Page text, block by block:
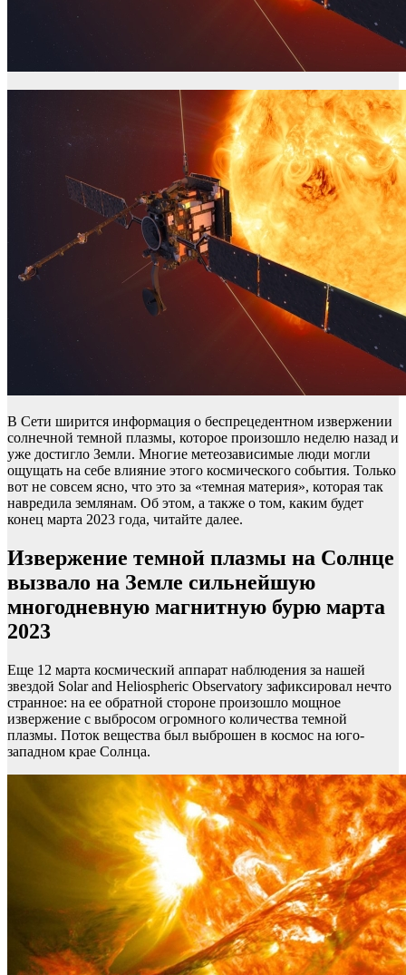
В Сети ширится информация о беспрецедентном извержении
солнечной темной плазмы, которое произошло неделю назад и
уже достигло Земли. Многие метеозависимые люди могли
ощущать на себе влияние этого космического события. Только
вот не совсем ясно, что это за «темная материя», которая так
навредила землянам. Об этом, а также о том, каким будет
конец марта 2023 года, читайте далее.
Извержение темной плазмы на Солнце
вызвало на Земле сильнейшую
многодневную магнитную бурю марта
2023
Еще 12 марта космический аппарат наблюдения за нашей
звездой Solar and Heliospheric Observatory зафиксировал нечто
странное: на ее обратной стороне произошло мощное
извержение с выбросом огромного количества темной
плазмы. Поток вещества был выброшен в космос на юго-
западном крае Солнца.